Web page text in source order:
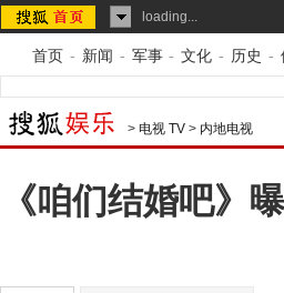
loading...
首页 - 新闻 - 军事 - 文化 - 历史 -
> 电视 TV > 内地电视
《咱们结婚吧》